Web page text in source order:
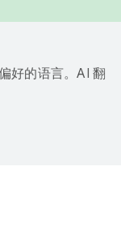
好的语言。AI 翻